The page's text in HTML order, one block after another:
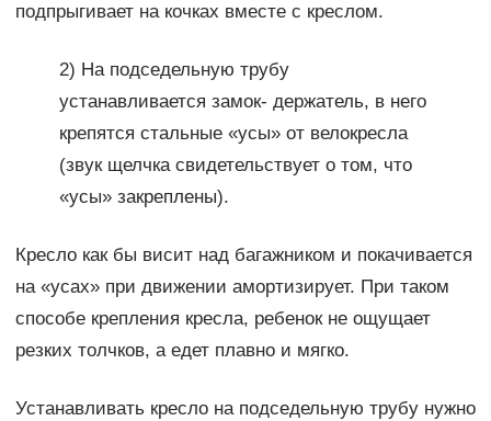
подпрыгивает на кочках вместе с креслом.
2) На подседельную трубу
устанавливается замок- держатель, в него
крепятся стальные «усы» от велокресла
(звук щелчка свидетельствует о том, что
«усы» закреплены).
Кресло как бы висит над багажником и покачивается
на «усах» при движении амортизирует. При таком
способе крепления кресла, ребенок не ощущает
резких толчков, а едет плавно и мягко.
Устанавливать кресло на подседельную трубу нужно